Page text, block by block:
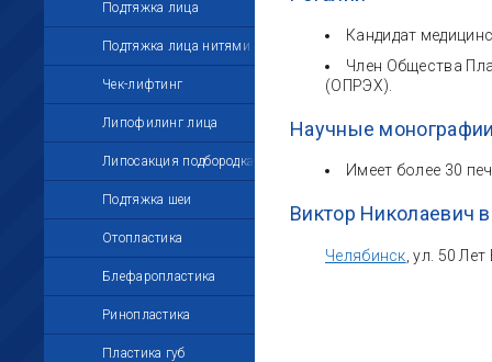
Подтяжка лица
Подтяжка лица нитями
Чек-лифтинг
Липофилинг лица
Липосакция подбородка
Подтяжка шеи
Отопластика
Блефаропластика
Ринопластика
Пластика губ
Кандидат
Член Общества
(ОПРЭХ).
Научные
Имеет более 30
Виктор Николаевич
Челябинск , ул. 50